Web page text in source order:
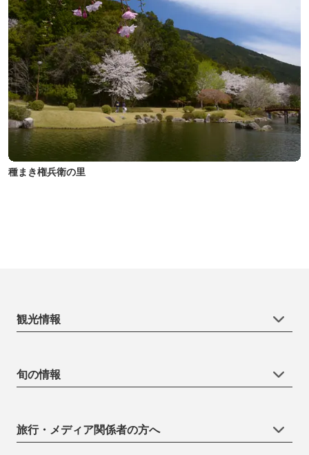
種まき権兵衛の里
観光情報
旬の情報
旅行・メディア関係者の方へ